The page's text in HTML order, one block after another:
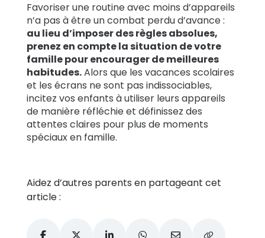
Favoriser une routine avec moins d’appareils
n’a pas à être un combat perdu d’avance :
au lieu d’imposer des règles absolues,
prenez en compte la situation de votre
famille pour encourager de meilleures
habitudes.Alors que les vacances scolaires
et les écrans ne sont pas indissociables,
incitez vos enfants à utiliser leurs appareils
de manière réfléchie et définissez des
attentes claires pour plus de moments
spéciaux en famille.
Aidez d’autres parents en partageant cet
article :